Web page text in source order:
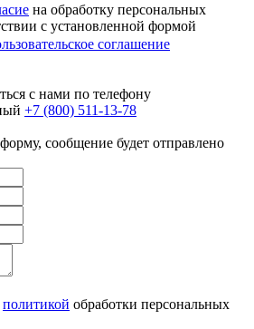
на обработку персональных
с установленной формой
соглашение
с нами по телефону
+7 (800) 511-13-78
сообщение будет отправлено
политикой обработки персональных